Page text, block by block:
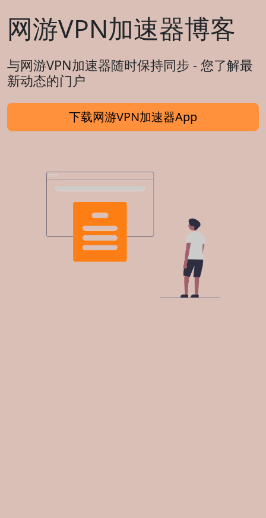
网游VPN加速器博客
与网游VPN加速器随时保持同步 - 您了解最
新动态的门户
下载网游VPN加速器App